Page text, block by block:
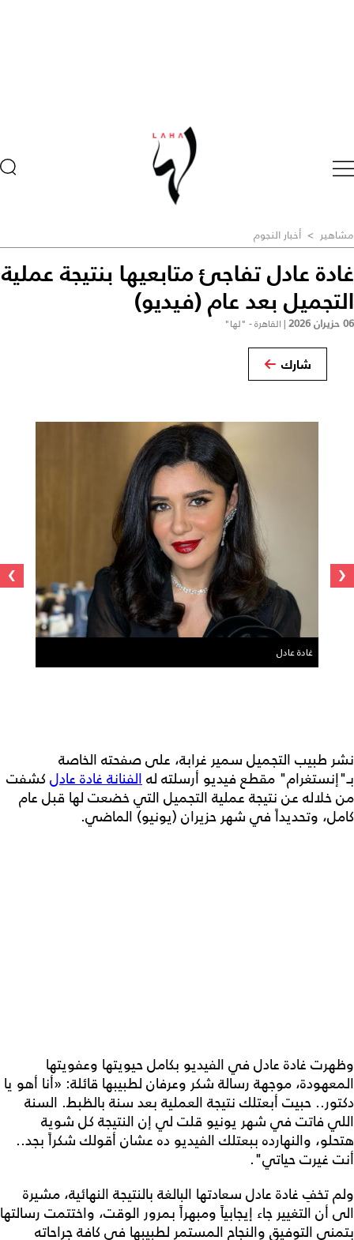
مشاهير > أخبار النجوم
غادة عادل تفاجئ متابعيها بنتيجة عملية
التجميل بعد عام (فيديو)
06 حزيران 2026 | القاهرة - "لها"
شارك
غادة عادل
‹
›
نشر طبيب التجميل سمير غرابة، على صفحته الخاصة
بـ"إنستغرام" مقطع فيديو أرسلته لهالفنانة غادة عادل كشفت
من خلاله عن نتيجة عملية التجميل التي خضعت لها قبل عام
كامل، وتحديداً في شهر حزيران (يونيو) الماضي.
وظهرت غادة عادل في الفيديو بكامل حيويتها وعفويتها
المعهودة، موجهة رسالة شكر وعرفان لطبيبها قائلة: «أنا أهو يا
دكتور.. حبيت أبعتلك نتيجة العملية بعد سنة بالظبط. السنة
اللي فاتت في شهر يونيو قلت لي إن النتيجة كل شوية
هتحلو، والنهارده ببعتلك الفيديو ده عشان أقولك شكراً بجد..
أنت غيرت حياتي".
ولم تخفِ غادة عادل سعادتها البالغة بالنتيجة النهائية، مشيرة
الى أن التغيير جاء إيجابياً ومبهراً بمرور الوقت، واختتمت رسالتها
بتمني التوفيق والنجاح المستمر لطبيبها في كافة جراحاته